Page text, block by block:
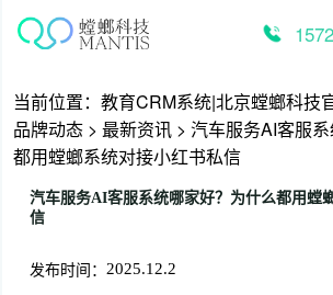
当前位置： 教育CRM系统|北京螳螂科技
品牌动态 > 最新资讯 > 汽车服务AI客服
都用螳螂系统对接小红书私信
汽车服务AI客服系统哪家好？为什么都用螳
信
发布时间： 2025.12.2